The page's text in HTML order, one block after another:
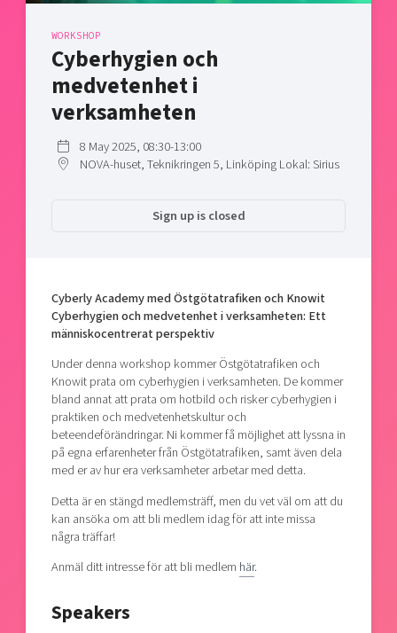
Bright East
East Sweden Tech Women
Reversed mentorship
Current offers and activities
Talent & skills
Startup & industry collaboration
Offers to boost your business
Funding opportunities
Projects
Publications
Project toolbox
Our clusters
Today's lunch in Mjärdevi
WORKSHOP
Cyberhygien och
medvetenhet i
verksamheten
8 May 2025, 08:30-13:00
NOVA-huset, Teknikringen 5, Linköping Lokal: Sirius
Sign up is closed
Cyberly Academy med Östgötatrafiken och Knowit
Cyberhygien och medvetenhet i verksamheten: Ett
människocentrerat perspektiv
Under denna workshop kommer Östgötatrafiken och
Knowit prata om cyberhygien i verksamheten. De kommer
bland annat att prata om hotbild och risker cyberhygien i
praktiken och medvetenhetskultur och
beteendeförändringar. Ni kommer få möjlighet att lyssna in
på egna erfarenheter från Östgötatrafiken, samt även dela
med er av hur era verksamheter arbetar med detta.
Detta är en stängd medlemsträff, men du vet väl om att du
kan ansöka om att bli medlem idag för att inte missa
några träffar!
Anmäl ditt intresse för att bli medlem här.
Speakers